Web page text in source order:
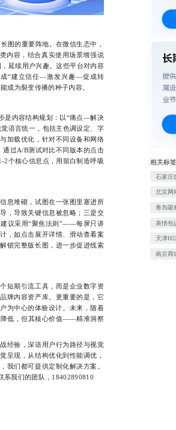
图的重要阵地。在微信生态中，
内容，结合真实使用场景增强说
延续用户兴趣。这些平台对内容
成“建立信任—激发兴趣—促成转
成为裂变传播的种子内容。
内容结构规划：以“痛点—解决
语言统一，包括主色调设定、字
加载优化，针对不同设备和网络
过A/B测试对比不同版本的点击
2个核心信息点，用留白制造呼吸
息堆砌，试图在一张图里塞进所
，导致关键信息被忽略；三是交
建议采用“聚焦法则”——每屏只讲
，如点击展开详情、滑动查看案
锁完整版长图，进一步促进线索
短期引流工具，而是企业数字资
牌内容资产库。更重要的是，它
为中心的体验设计。未来，随着
降低，但其核心价值——精准洞察
经验，深谙用户行为路径与视觉
呈现，从结构优化到性能调优，
我们都可提供定制化解决方案。
系我们的团队，18402890810
相关标签
石家庄
北京网
青岛吸
表情包
天津
南京商